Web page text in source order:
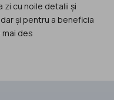
zi cu noile detalii și
și pentru a beneficia
mai des